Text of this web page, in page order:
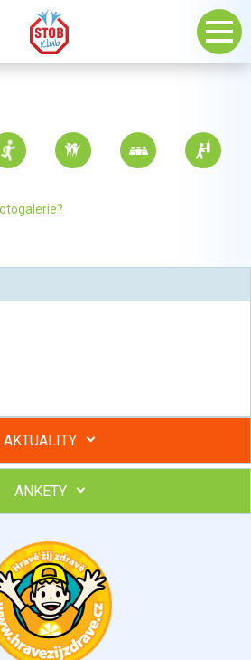
AKTUALITY
a skupiny v kurzech STOBu
Najděte si odborníka STOBu ve
ANKETY